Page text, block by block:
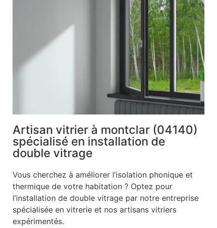
Artisan vitrier à montclar (04140)
spécialisé en installation de
double vitrage
Vous cherchez à améliorer l’isolation phonique et
thermique de votre habitation ? Optez pour
l’installation de double vitrage par notre entreprise
spécialisée en vitrerie et nos artisans vitriers
expérimentés.